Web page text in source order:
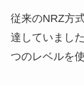
従来のNRZ方
達していまし
つのレベルを